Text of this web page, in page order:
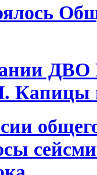
ДВО
Капицы